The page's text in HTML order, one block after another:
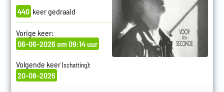
440 keer gedraaid
Vorige keer:
06-06-2026 om 09:14 uur
Volgende keer(schatting):
20-08-2026